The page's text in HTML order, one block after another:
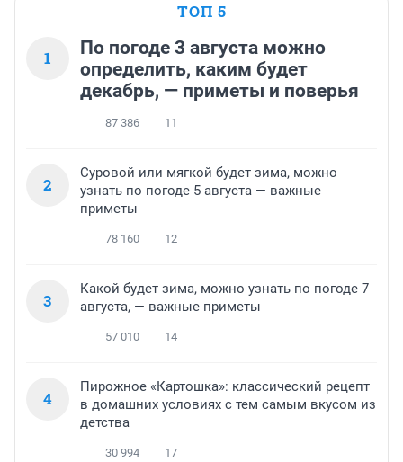
ТОП 5
1
По погоде 3 августа можно
определить, каким будет
декабрь, — приметы и поверья
87 386 11
2
Суровой или мягкой будет зима, можно
узнать по погоде 5 августа — важные
приметы
78 160 12
3
Какой будет зима, можно узнать по погоде 7
августа, — важные приметы
57 010 14
4
Пирожное «Картошка»: классический рецепт
в домашних условиях с тем самым вкусом из
детства
30 994 17